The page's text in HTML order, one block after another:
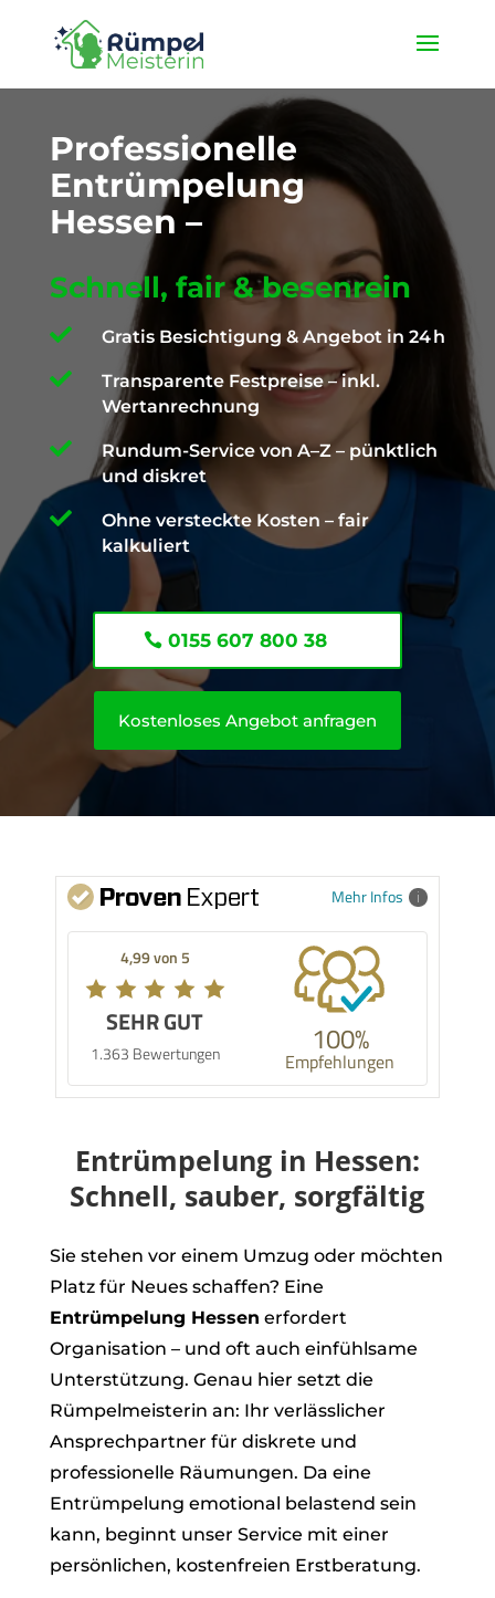
★ 4,9 / 5 ProvenExpert ✓ Deutschlandweit unterwegs ✉️
info@die-ruempelmeisterin.com
Professionelle
Entrümpelung
Hessen –
Schnell, fair & besenrein
 Gratis Besichtigung & Angebot in 24 h

Transparente Festpreise – inkl.
Wertanrechnung

Rundum-Service von A–Z – pünktlich
und diskret

Ohne versteckte Kosten – fair
kalkuliert
0155 607 800 38
Kostenloses Angebot anfragen
Mehr Infos
4,99 von 5
SEHR GUT
1.363 Bewertungen 100%
Empfehlungen
Entrümpelung in Hessen:
Schnell, sauber, sorgfältig
Sie stehen vor einem Umzug oder möchten
Platz für Neues schaffen? Eine
Entrümpelung Hessen erfordert
Organisation – und oft auch einfühlsame
Unterstützung. Genau hier setzt die
Rümpelmeisterin an: Ihr verlässlicher
Ansprechpartner für diskrete und
professionelle Räumungen. Da eine
Entrümpelung emotional belastend sein
kann, beginnt unser Service mit einer
persönlichen, kostenfreien Erstberatung.